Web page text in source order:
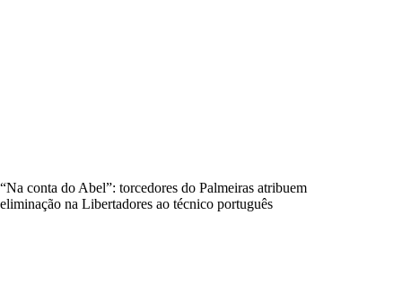
“Na conta do Abel”: torcedores do Palmeiras atribuem
eliminação na Libertadores ao técnico português